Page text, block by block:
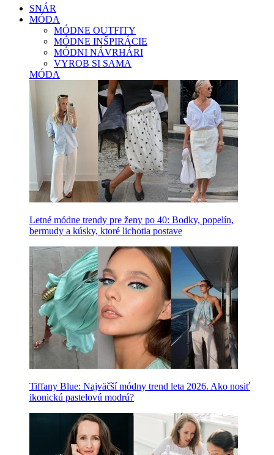
SNÁR
MÓDA
MÓDNE OUTFITY
MÓDNE INŠPIRÁCIE
MÓDNI NÁVRHÁRI
VYROB SI SAMA
MÓDA
Letné módne trendy pre ženy po 40: Bodky, popelín,
bermudy a kúsky, ktoré lichotia postave
Tiffany Blue: Najväčší módny trend leta 2026. Ako nosiť
ikonickú pastelovú modrú?